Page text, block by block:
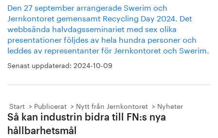
Den 27 september arrangerade Swerim och
Jernkontoret gemensamt Recycling Day 2024. Det
webbsända halvdagsseminariet med sex olika
presentationer följdes av hela hundra personer och
leddes av representanter för Jernkontoret och Swerim.
Senast uppdaterad: 2024-10-09
Start Publicerat Nytt från Jernkontoret Nyheter
Så kan industrin bidra till FN:s nya
hållbarhetsmål